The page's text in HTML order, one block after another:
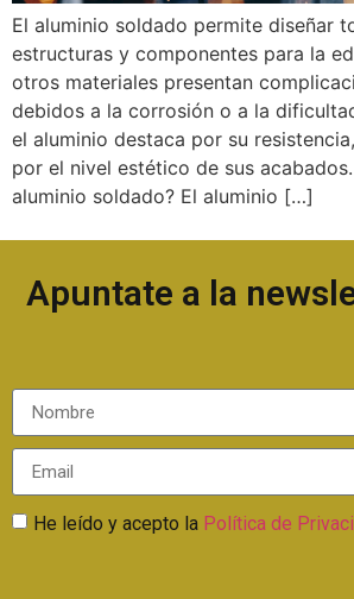
El aluminio soldado permite diseñar
estructuras y componentes para la
otros materiales presentan
debidos a la corrosión o a la
el aluminio destaca por su
por el nivel estético de sus acabados.
aluminio soldado? El aluminio […]
Apuntate a la
He leído y acepto la Política de